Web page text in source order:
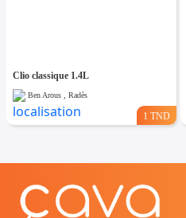
Clio classique 1.4L
Ben Arous , Radès
1 TND